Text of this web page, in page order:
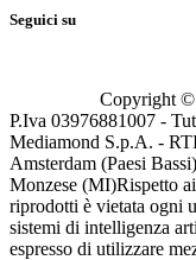
Seguici su
Copyright
P.Iva 03976881007 -
Mediamond S.p.A. -
Amsterdam (Paesi
Monzese (MI)Rispetto
riprodotti è vietata ogni
sistemi di intelligenza
espresso di utilizzare